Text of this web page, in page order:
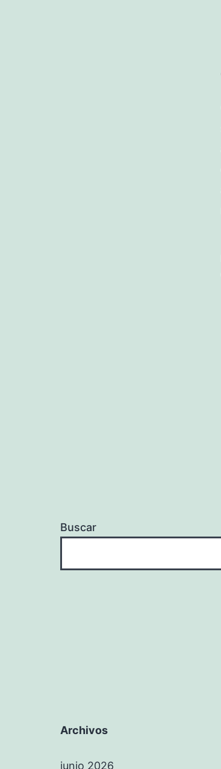
Buscar
Archivos
junio 2026